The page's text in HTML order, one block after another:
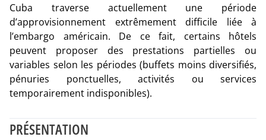
Cuba traverse actuellement une période
d’approvisionnement extrêmement difficile liée à
l’embargo américain. De ce fait, certains hôtels
peuvent proposer des prestations partielles ou
variables selon les périodes (buffets moins diversifiés,
pénuries ponctuelles, activités ou services
temporairement indisponibles).
PRÉSENTATION